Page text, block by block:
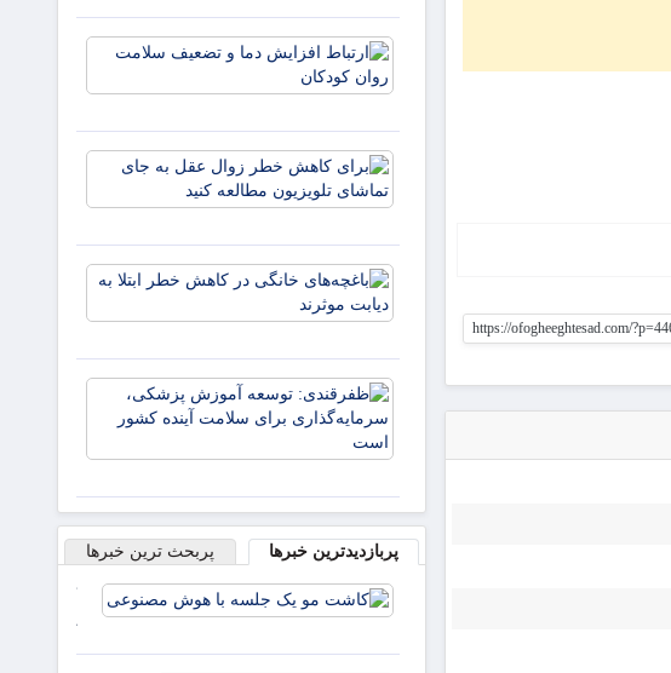
https://ofogheeghtesad.com/
آینده کش
پربازدیدترین خبرها پربحث ترین خبرها